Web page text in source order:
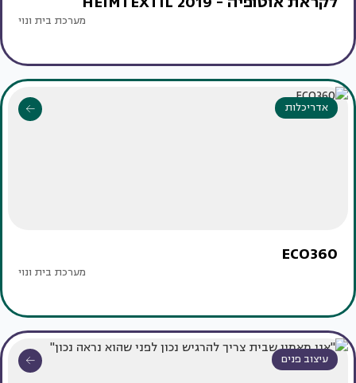
מערכת בית ונוי
אדריכלות
ECO360
מערכת בית ונוי
עיצוב פנים